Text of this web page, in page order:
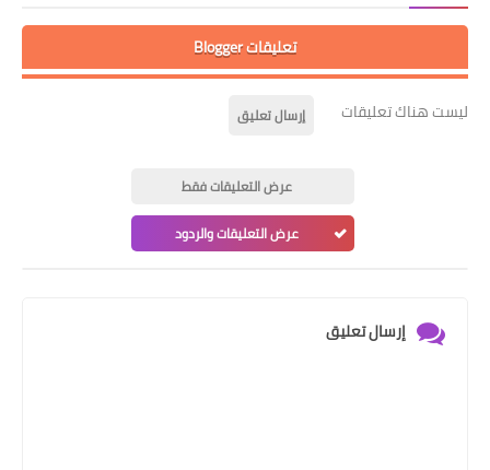
تعليقات Blogger
ليست هناك تعليقات إرسال تعليق
عرض التعليقات فقط
عرض التعليقات والردود
إرسال تعليق